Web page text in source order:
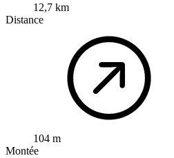
12,7 km
Distance
104 m
Montée